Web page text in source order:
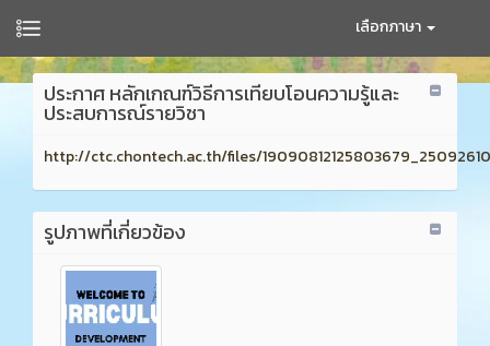
เลือกภาษา
ประกาศ หลักเกณฑ์วิธีการเทียบโอนความรู้และ
ประสบการณ์รายวิชา
http://ctc.chontech.ac.th/files/
รูปภาพที่เกี่ยวข้อง